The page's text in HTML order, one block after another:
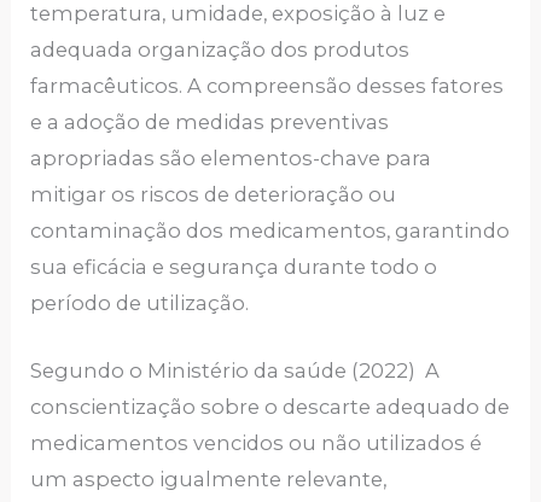
temperatura, umidade, exposição à luz e
adequada organização dos produtos
farmacêuticos. A compreensão desses fatores
e a adoção de medidas preventivas
apropriadas são elementos-chave para
mitigar os riscos de deterioração ou
contaminação dos medicamentos, garantindo
sua eficácia e segurança durante todo o
período de utilização.
Segundo o Ministério da saúde (2022) A
conscientização sobre o descarte adequado de
medicamentos vencidos ou não utilizados é
um aspecto igualmente relevante,